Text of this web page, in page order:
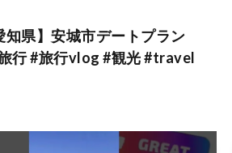
知県】安城市デートプラン
行 #旅行vlog #観光 #travel